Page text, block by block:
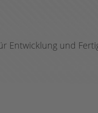
Entwicklung und